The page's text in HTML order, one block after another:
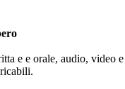
e e orale, audio, video e